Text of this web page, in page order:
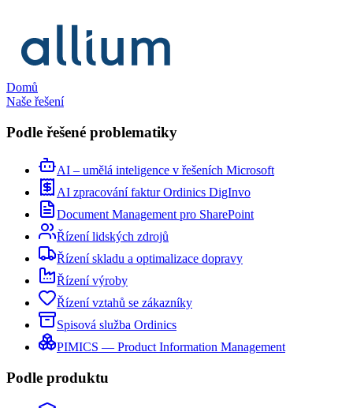
Domů
Naše řešení
Podle řešené problematiky
AI – umělá inteligence v řešeních Microsoft
AI zpracování faktur Ordinics DigInvo
Document Management pro SharePoint
Řízení lidských zdrojů
Řízení skladu a optimalizace dopravy
Řízení výroby
Řízení vztahů se zákazníky
Spisová služba Ordinics
PIMICS — Product Information Management
Podle produktu